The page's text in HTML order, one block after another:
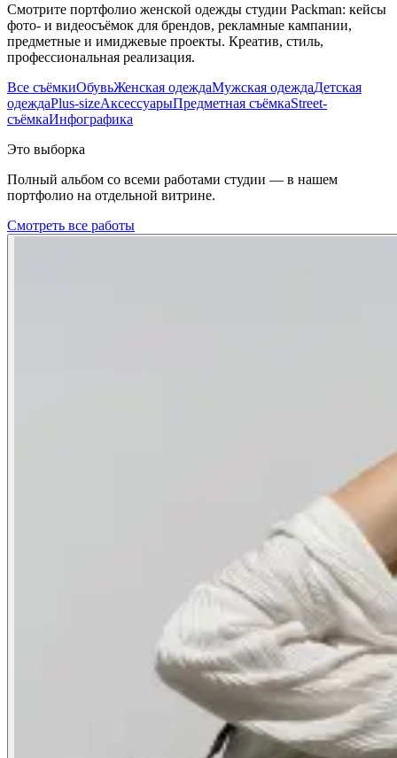
Смотрите портфолио женской одежды студии Packman: кейсы
фото- и видеосъёмок для брендов, рекламные кампании,
предметные и имиджевые проекты. Креатив, стиль,
профессиональная реализация.
Все съёмкиОбувьЖенская одеждаМужская одеждаДетская
одеждаPlus-sizeАксессуарыПредметная съёмкаStreet-
съёмкаИнфографика
Это выборка
Полный альбом со всеми работами студии — в нашем
портфолио на отдельной витрине.
Смотреть все работы